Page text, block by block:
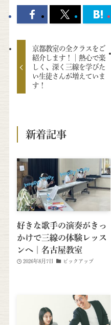
京都教室の全クラスをご
紹介します！│熱心で楽
しく、深く三線を学びた
い生徒さんが増えていま
す！
新着記事
好きな歌手の演奏がきっ
かけで三線の体験レッス
ンへ｜名古屋教室
2026年8月7日 ピックアップ